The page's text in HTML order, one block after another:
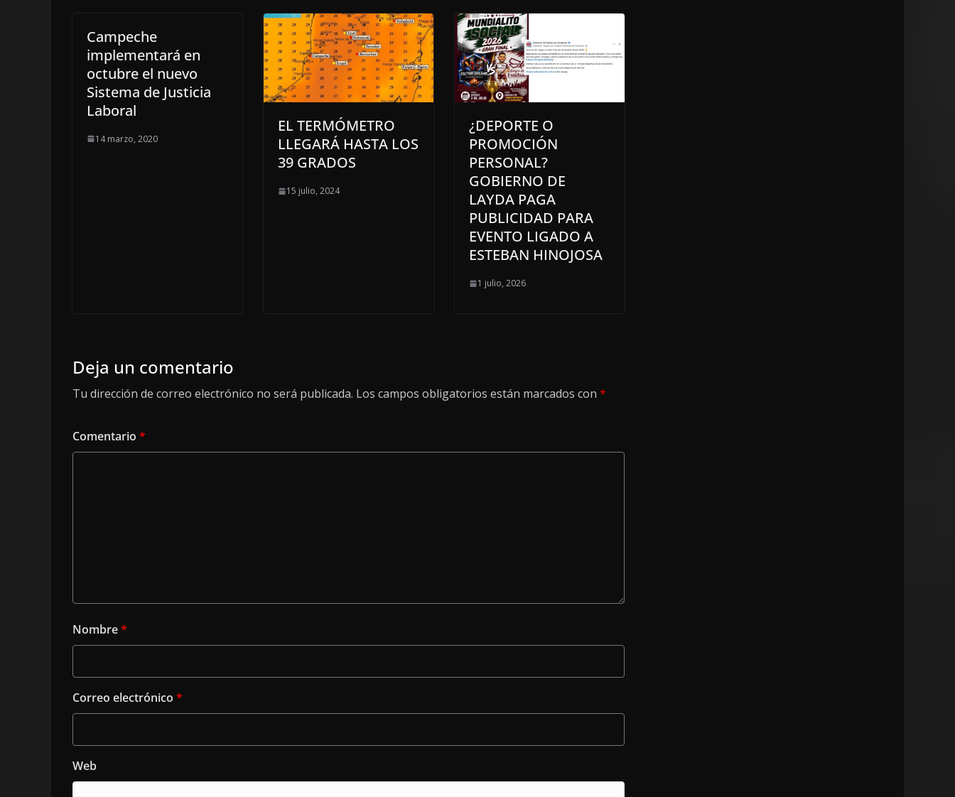
Campeche
implementará en
octubre el nuevo
Sistema de Justicia
Laboral
14 marzo, 2020
EL TERMÓMETRO
LLEGARÁ HASTA LOS
39 GRADOS
15 julio, 2024
¿DEPORTE O
PROMOCIÓN
PERSONAL?
GOBIERNO DE
LAYDA PAGA
PUBLICIDAD PARA
EVENTO LIGADO A
ESTEBAN HINOJOSA
1 julio, 2026
Deja un comentario
Tu dirección de correo electrónico no será publicada. Los campos obligatorios están marcados con *
Comentario *
Nombre*
Correo electrónico *
Web